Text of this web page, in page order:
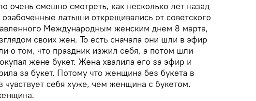
очень смешно смотреть, как несколько лет назад
латыши открещивались от советского
Международным женским днем 8 марта,
своих жен. То есть сначала они шли в эфир
о том, что праздник изжил себя, а потом шли
жене букет. Жена хвалила его за эфир и
за букет. Потому что женщина без букета в
чувствует себя хуже, чем женщина с букетом.